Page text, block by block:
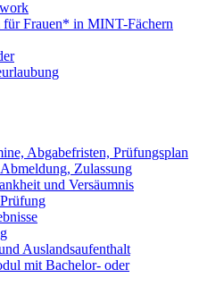
Frauen* in MINT-Fächern
Abgabefristen, Prüfungsplan
Zulassung
und Versäumnis
Auslandsaufenthalt
mit Bachelor- oder